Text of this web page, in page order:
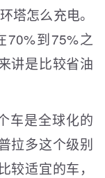
塔怎么充电。
70%到75%之
讲是比较省油
车是全球化的
拉多这个级别
较适宜的车，